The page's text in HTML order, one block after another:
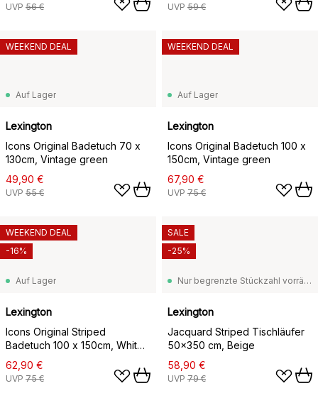
UVP 56 € UVP 59 €
Auf Lager
Lexington
Icons Original Badetuch 70 x
130cm, Vintage green
49,90 €
UVP 55 €
WEEKEND DEAL
Auf Lager
Lexington
Icons Original Badetuch 100 x
150cm, Vintage green
67,90 €
UVP 75 €
WEEKEND DEAL
Auf Lager
Lexington
Icons Original Striped
Badetuch 100 x 150cm, White-
gray
62,90 €
UVP 75 €
WEEKEND DEAL
-16%
Nur begrenzte Stückzahl vorrätig
Lexington
Jacquard Striped Tischläufer
50x350 cm, Beige
58,90 €
UVP 79 €
SALE
-25%